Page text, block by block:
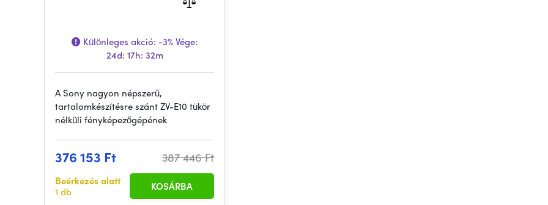
Különleges akció: -3%Vége:
24d: 17h: 32m
A Sony nagyon népszerű,
tartalomkészítésre szánt ZV-E10 tükör
nélküli fényképezőgépének
376 153 Ft 387 446 Ft
Beérkezés alatt
1 db
KOSÁRBA